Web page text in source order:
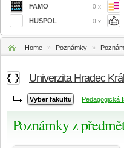
FAMO 0 x
HUSPOL 0 x
Home » Poznámky »
Univerzita Hradec
Pedagogická
Poznámky z